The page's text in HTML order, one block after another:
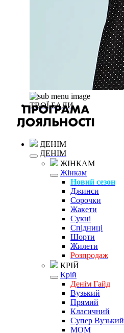
ТВОЇ БАЛИ
ДЕНІМ
ДЕНІМ
ЖІНКАМ
Жінкам
Новий сезон
Джинси
Сорочки
Жакети
Сукні
Спідниці
Шорти
Жилети
Розпродаж
КРІЙ
Крій
Денім Гайд
Вузький
Прямий
Класичний
Супер Вузький
MOM